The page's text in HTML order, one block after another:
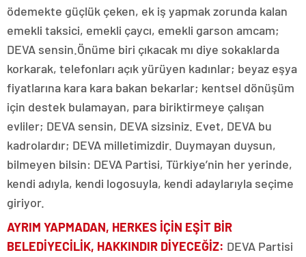
ödemekte güçlük çeken, ek iş yapmak zorunda kalan
emekli taksici, emekli çaycı, emekli garson amcam;
DEVA sensin.Önüme biri çıkacak mı diye sokaklarda
korkarak, telefonları açık yürüyen kadınlar; beyaz eşya
fiyatlarına kara kara bakan bekarlar; kentsel dönüşüm
için destek bulamayan, para biriktirmeye çalışan
evliler; DEVA sensin, DEVA sizsiniz. Evet, DEVA bu
kadrolardır; DEVA milletimizdir. Duymayan duysun,
bilmeyen bilsin: DEVA Partisi, Türkiye’nin her yerinde,
kendi adıyla, kendi logosuyla, kendi adaylarıyla seçime
giriyor.
AYRIM YAPMADAN, HERKES İÇİN EŞİT BİR
BELEDİYECİLİK, HAKKINDIR DİYECEĞİZ: DEVA Partisi